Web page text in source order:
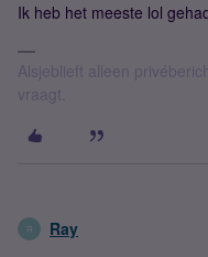
Ik heb het meeste lol
Alsjeblieft alleen
vraagt.
R Ray